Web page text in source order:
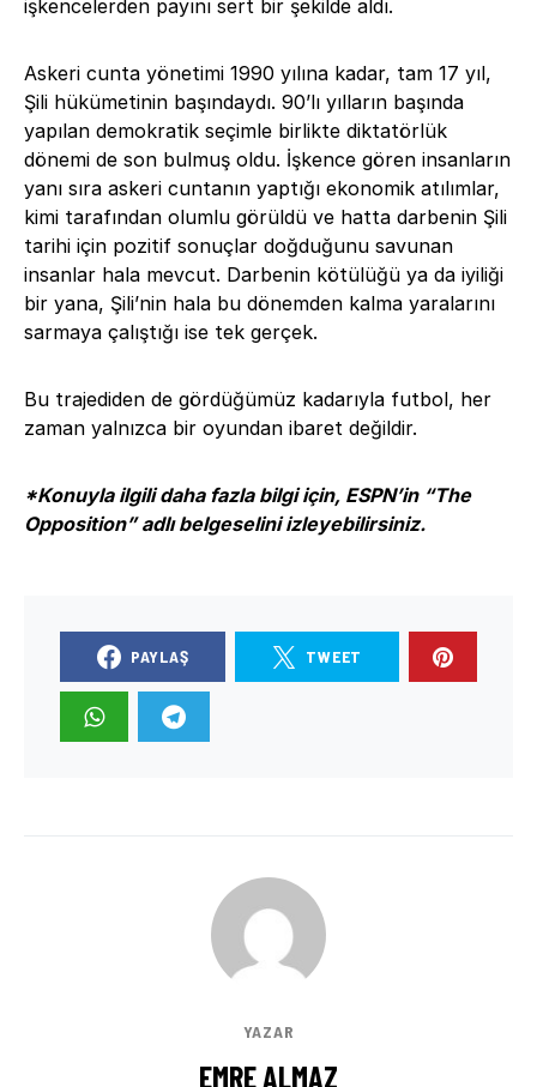
işkencelerden payını sert bir şekilde aldı.
Askeri cunta yönetimi 1990 yılına kadar, tam 17 yıl,
Şili hükümetinin başındaydı. 90’lı yılların başında
yapılan demokratik seçimle birlikte diktatörlük
dönemi de son bulmuş oldu. İşkence gören insanların
yanı sıra askeri cuntanın yaptığı ekonomik atılımlar,
kimi tarafından olumlu görüldü ve hatta darbenin Şili
tarihi için pozitif sonuçlar doğduğunu savunan
insanlar hala mevcut. Darbenin kötülüğü ya da iyiliği
bir yana, Şili’nin hala bu dönemden kalma yaralarını
sarmaya çalıştığı ise tek gerçek.
Bu trajediden de gördüğümüz kadarıyla futbol, her
zaman yalnızca bir oyundan ibaret değildir.
*Konuyla ilgili daha fazla bilgi için, ESPN’in “The
Opposition” adlı belgeselini izleyebilirsiniz.
PAYLAŞ TWEET
YAZAR
EMRE ALMAZ